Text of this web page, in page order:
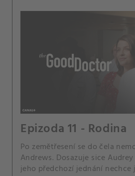
Epizoda 11 - Rodina
Po zemětřesení se do čela
Andrews. Dosazuje sice
jeho předchozí jednání nechce